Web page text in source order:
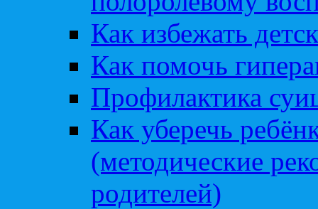
Как избежать
Как помочь
Профилактика
Как уберечь
(методические
родителей)